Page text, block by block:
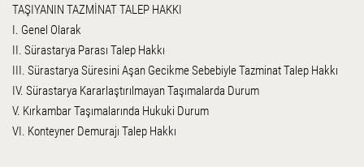
TAŞIYANIN TAZMİNAT TALEP HAKKI
I. Genel Olarak
II. Sürastarya Parası Talep Hakkı
III. Sürastarya Süresini Aşan Gecikme Sebebiyle Tazminat Talep Hakkı
IV. Sürastarya Kararlaştırılmayan Taşımalarda Durum
V. Kırkambar Taşımalarında Hukuki Durum
VI. Konteyner Demurajı Talep Hakkı